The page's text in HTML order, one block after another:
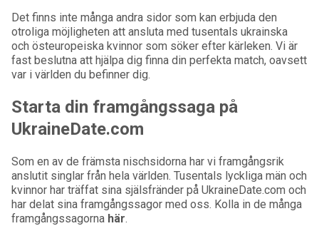
Det finns inte många andra sidor som kan erbjuda den
otroliga möjligheten att ansluta med tusentals ukrainska
och östeuropeiska kvinnor som söker efter kärleken. Vi är
fast beslutna att hjälpa dig finna din perfekta match, oavsett
var i världen du befinner dig.
Starta din framgångssaga på
UkraineDate.com
Som en av de främsta nischsidorna har vi framgångsrik
anslutit singlar från hela världen. Tusentals lyckliga män och
kvinnor har träffat sina själsfränder på UkraineDate.com och
har delat sina framgångssagor med oss. Kolla in de många
framgångssagorna här.